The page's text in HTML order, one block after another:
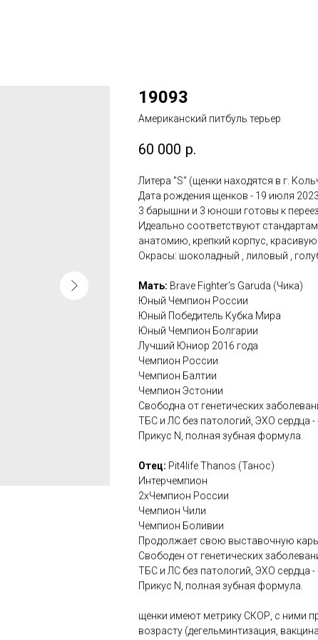
19093
Американский питбуль терьер
60 000 р.
Литера "S" (щенки находятся в г.
Дата рождения щенков - 19 июля
3 барышни и 3 юноши готовы к
Идеально соответствуют
анатомию, крепкий корпус, красивую
Окрасы: шоколадный , лиловый ,
Мать: Brave Fighter's Garuda (Чика)
Юный Чемпион России
Юный Победитель Кубка Мира
Юный Чемпион Болгарии
Лучший Юниор 2016 года
Чемпион России
Чемпион Балтии
Чемпион Эстонии
Свободна от генетических
ТБС и ЛС без патологий, ЭХО сердца -
Прикус N, полная зубная формула.
Отец: Pit4life Thanos (Танос)
Интерчемпион
2хЧемпион России
Чемпион Чили
Чемпион Боливии
Продолжает свою выставочную
Свободен от генетических
ТБС и ЛС без патологий, ЭХО сердца -
Прикус N, полная зубная формула.
щенки имеют метрику СКОР, с ними
возрасту (дегельминтизация,